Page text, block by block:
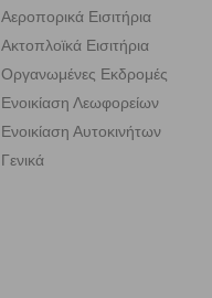
Αεροπορικά Εισιτήρια
Ακτοπλοϊκά Εισιτήρια
Οργανωμένες Εκδρομές
Ενοικίαση Λεωφορείων
Ενοικίαση Αυτοκινήτων
Γενικά